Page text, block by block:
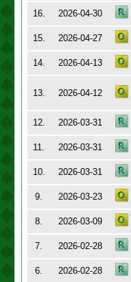
16.
2026-04-30
15.
2026-04-27
14.
2026-04-13
13. 2026-04-12
12. 2026-03-31
11.
2026-03-31
10.
2026-03-31
9.
2026-03-23
8.
2026-03-09
7.
2026-02-28
6.
2026-02-28